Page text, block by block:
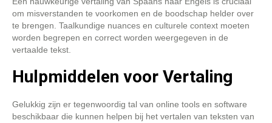
om misverstanden te voorkomen en de boodschap helder over
te brengen. Taalkundige nuances en culturele context moeten
worden begrepen en correct worden weergegeven in de
vertaalde tekst.
Hulpmiddelen voor Vertaling
Gelukkig zijn er tegenwoordig tal van online tools en software
beschikbaar die kunnen helpen bij het vertalen van teksten van